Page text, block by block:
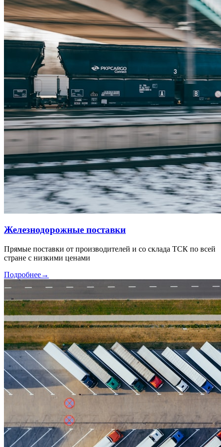
Железнодорожные поставки
Прямые поставки от производителей и со склада ТСК по всей
стране с низкими ценами
Подробнее→